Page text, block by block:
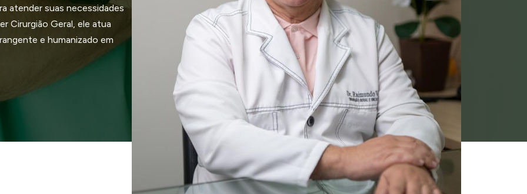
atender suas necessidades
Cirurgião Geral, ele atua
e humanizado em